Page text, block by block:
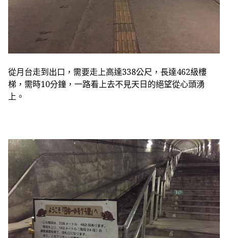
從月台走到出口，需要走上高達338公尺，長達462級樓
梯，需時10分鐘，一路看上去不見天日的絕望從心頭湧
上。